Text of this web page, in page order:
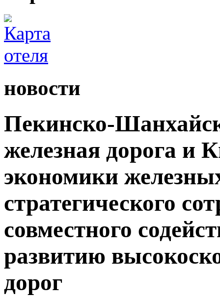
новости
Пекинско-
железная дорога и
экономики
стратегического
совместного
развитию
дорог